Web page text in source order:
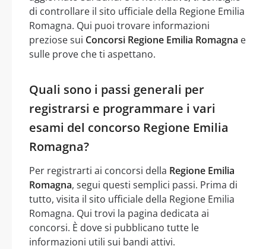
di controllare il sito ufficiale della Regione Emilia
Romagna. Qui puoi trovare informazioni
preziose sui Concorsi Regione Emilia Romagna e
sulle prove che ti aspettano.
Quali sono i passi generali per
registrarsi e programmare i vari
esami del concorso Regione Emilia
Romagna?
Per registrarti ai concorsi della Regione Emilia
Romagna, segui questi semplici passi. Prima di
tutto, visita il sito ufficiale della Regione Emilia
Romagna. Qui trovi la pagina dedicata ai
concorsi. È dove si pubblicano tutte le
informazioni utili sui bandi attivi.